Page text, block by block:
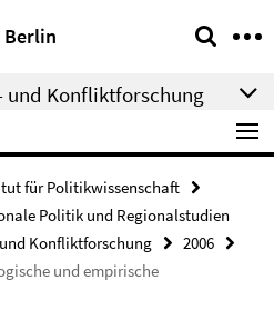
und Konfliktforschung
für Politikwissenschaft
Politik und Regionalstudien
Konfliktforschung
2006
und empirische